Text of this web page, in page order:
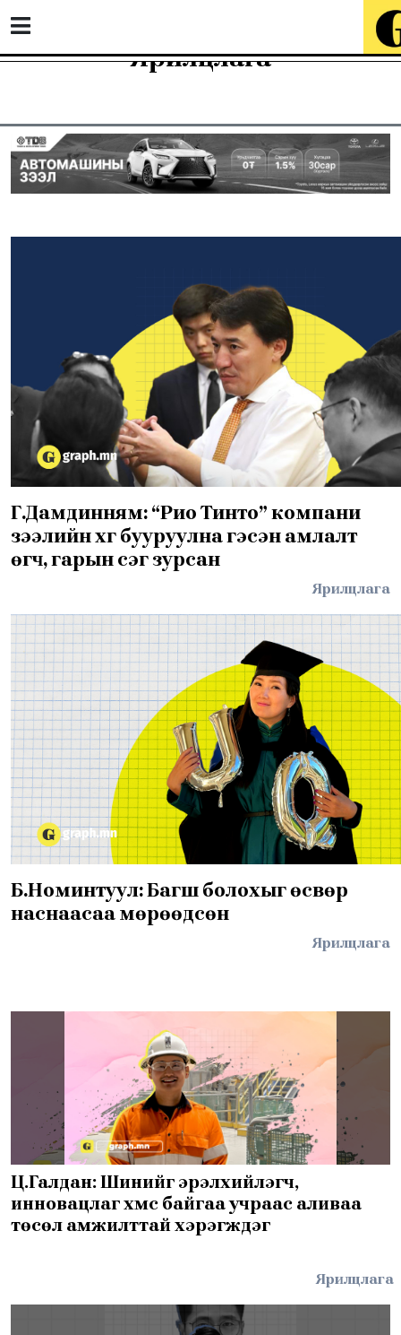
Ярилцлага
Г.Дамдинням: “Рио Тинто” компани
зээлийн хүүг бууруулна гэсэн амлалт
өгч, гарын үсэг зурсан
Ярилцлага
Б.Номинтуул: Багш болохыг өсвөр
наснаасаа мөрөөдсөн
Ярилцлага
Ц.Галдан: Шинийг эрэлхийлэгч,
инновацлаг хүмүүс байгаа учраас аливаа
төсөл амжилттай хэрэгждэг
Ярилцлага